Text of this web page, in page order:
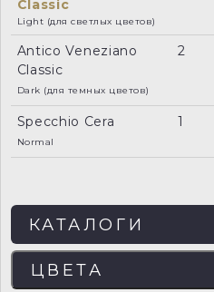
Classic
Light (для светлых цветов)
Antico Veneziano
Classic
Dark (для темных цветов)
2
Specchio Cera
Normal
1
КАТАЛОГИ
ЦВЕТА